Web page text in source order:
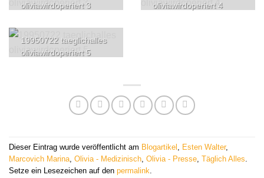
oliviawirdoperiert 3
oliviawirdoperiert 4
19950722 taeglichalles
oliviawirdoperiert 5
Dieser Eintrag wurde veröffentlicht am Blogartikel Esten Walter,
Marcovich Marina Olivia - Medizinisch Olivia - Presse Täglich Alles
Setze ein Lesezeichen auf den permalink